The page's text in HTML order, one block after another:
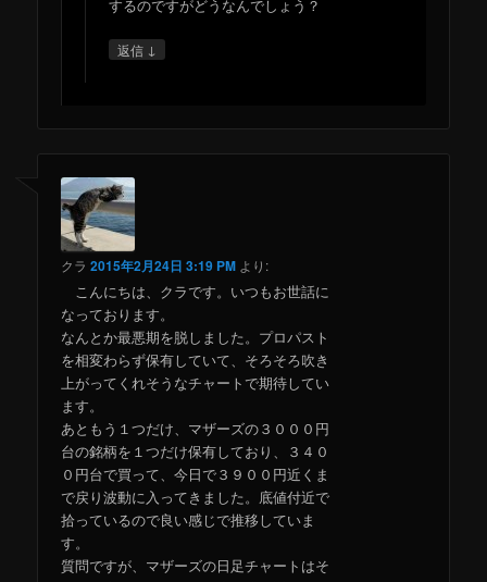
するのですがどうなんでしょう？
返信 ↓
クラ 2015年2月24日 3:19 PM より:
こんにちは、クラです。いつもお世話に
なっております。
なんとか最悪期を脱しました。プロパスト
を相変わらず保有していて、そろそろ吹き
上がってくれそうなチャートで期待してい
ます。
あともう１つだけ、マザーズの３０００円
台の銘柄を１つだけ保有しており、３４０
０円台で買って、今日で３９００円近くま
で戻り波動に入ってきました。底値付近で
拾っているので良い感じで推移していま
す。
質問ですが、マザーズの日足チャートはそ